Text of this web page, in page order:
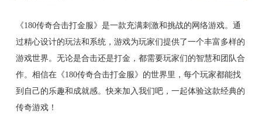
《180传奇合击打金服》是一款充满刺激和挑战的网络游戏。通
过精心设计的玩法和系统，游戏为玩家们提供了一个丰富多样的
游戏世界。无论是合击还是打金，都需要玩家们的智慧和团队合
作。相信在《180传奇合击打金服》的世界里，每个玩家都能找
到自己的乐趣和成就感。快来加入我们吧，一起体验这款经典的
传奇游戏！